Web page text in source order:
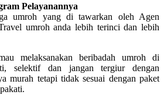
Pelayanannya
umroh yang di tawarkan oleh Agen
umroh anda lebih terinci dan lebih
melaksanakan beribadah umroh di
selektif dan jangan tergiur dengan
murah tetapi tidak sesuai dengan paket